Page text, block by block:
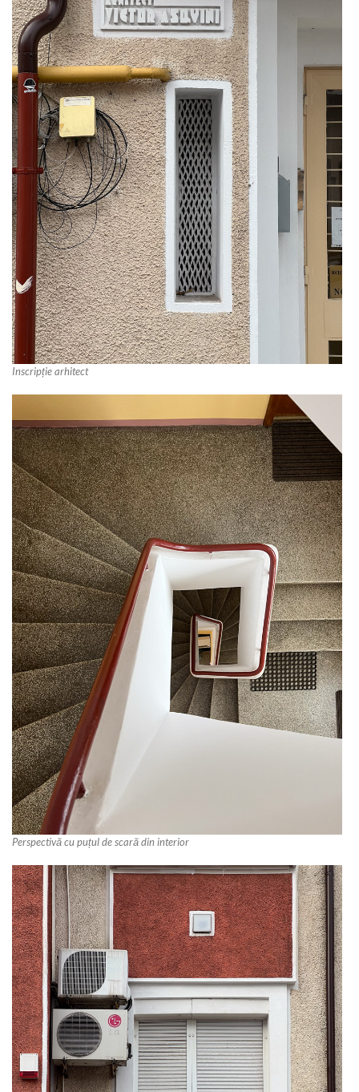
Inscripție arhitect
Perspectivă cu puțul de scară din interior